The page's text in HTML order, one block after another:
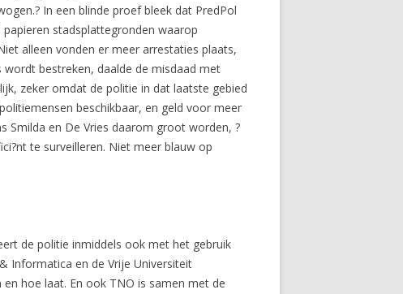
In een blinde proef bleek dat PredPol
stadsplattegronden waarop
alleen vonden er meer arrestaties plaats,
bestreken, daalde de misdaad met
zeker omdat de politie in dat laatste gebied
beschikbaar, en geld voor meer
Smilda en De Vries daarom groot worden, ?
te surveilleren. Niet meer blauw op
de politie inmiddels ook met het gebruik
Informatica en de Vrije Universiteit
hoe laat. En ook TNO is samen met de